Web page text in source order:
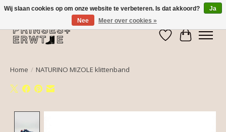
Verlanglijst
Home / NATURINO MIZOLE klittenband
Wij slaan cookies op om onze website te verbeteren. Is dat akkoord?
Ja
Nee
Meer over cookies »